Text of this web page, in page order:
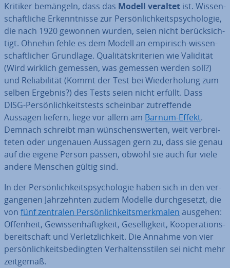
Kritiker bemängeln, dass das Modell veraltet ist. Wis­sen­
schaft­li­che Er­kennt­nis­se zur Per­sön­lich­keits­psy­cho­lo­gie,
die nach 1920 gewonnen wurden, seien nicht be­rück­sich­
tigt. Ohnehin fehle es dem Modell an empirisch-wis­sen­
schaft­li­cher Grundlage. Qua­li­täts­kri­te­ri­en wie Validität
(Wird wirklich gemessen, was gemessen werden soll?)
und Re­lia­bi­li­tät (Kommt der Test bei Wie­der­ho­lung zum
selben Ergebnis?) des Tests seien nicht erfüllt. Dass
DISG-Per­sön­lich­keits­tests scheinbar zu­tref­fen­de
Aussagen liefern, liege vor allem am Barnum-Effekt.
Demnach schreibt man wün­schens­wer­ten, weit ver­brei­
te­ten oder ungenauen Aussagen gern zu, dass sie genau
auf die eigene Person passen, obwohl sie auch für viele
andere Menschen gültig sind.
In der Per­sön­lich­keits­psy­cho­lo­gie haben sich in den ver­
gan­ge­nen Jahr­zehn­ten zudem Modelle durch­ge­setzt, die
von fünf zentralen Per­sön­lich­keits­merk­ma­len ausgehen:
Offenheit, Ge­wis­sen­haf­tig­keit, Ge­sel­lig­keit, Ko­ope­ra­ti­ons­
be­reit­schaft und Ver­letz­lich­keit. Die Annahme von vier
per­sön­lich­keits­be­ding­ten Ver­hal­tens­sti­len sei nicht mehr
zeitgemäß.